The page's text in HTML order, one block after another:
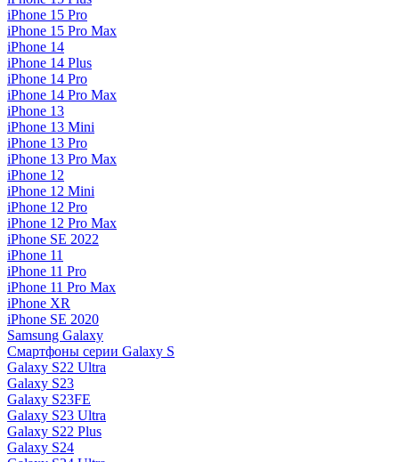
iPhone 15 Pro
iPhone 15 Pro Max
iPhone 14
iPhone 14 Plus
iPhone 14 Pro
iPhone 14 Pro Max
iPhone 13
iPhone 13 Mini
iPhone 13 Pro
iPhone 13 Pro Max
iPhone 12
iPhone 12 Mini
iPhone 12 Pro
iPhone 12 Pro Max
iPhone SE 2022
iPhone 11
iPhone 11 Pro
iPhone 11 Pro Max
iPhone XR
iPhone SE 2020
Samsung Galaxy
Смартфоны серии Galaxy S
Galaxy S22 Ultra
Galaxy S23
Galaxy S23FE
Galaxy S23 Ultra
Galaxy S22 Plus
Galaxy S24